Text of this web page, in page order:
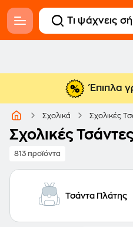
Έπιπλα
Σχολικά Σχολικές
Σχολικές
813 προϊόντα
Τσάντα Πλάτης